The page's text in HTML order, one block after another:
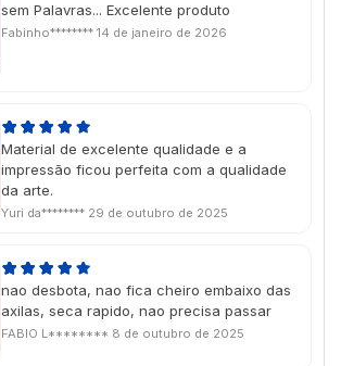
sem Palavras... Excelente produto
Fabinho******** 14 de janeiro de 2026
Material de excelente qualidade e a
impressão ficou perfeita com a qualidade
da arte.
Yuri da******** 29 de outubro de 2025
nao desbota, nao fica cheiro embaixo das
axilas, seca rapido, nao precisa passar
FABIO L******** 8 de outubro de 2025